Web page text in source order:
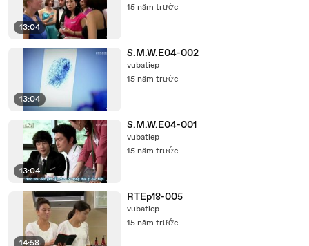
13:04
15 năm trước
13:04
S.M.W.E04-002
vubatiep
15 năm trước
13:04
S.M.W.E04-001
vubatiep
15 năm trước
14:58
RTEp18-005
vubatiep
15 năm trước